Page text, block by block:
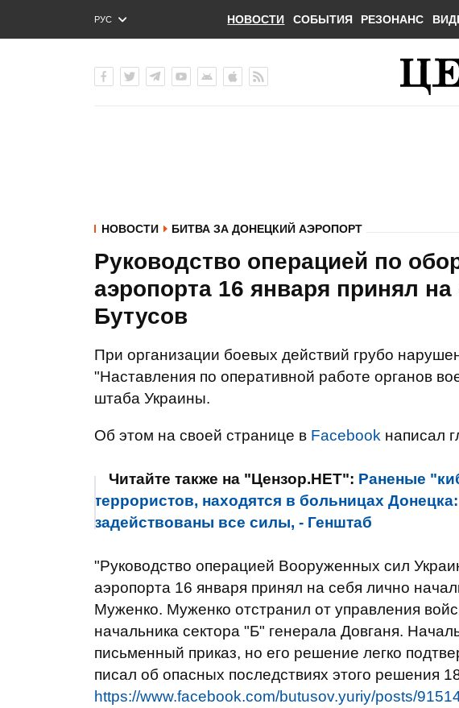
РУС
ENG
НОВОСТИ СОБЫТИЯ РЕЗОНАНС
НОВОСТИ БИТВА ЗА ДОНЕЦКИЙ АЭРОПОРТ
Руководство операцией по
аэропорта 16 января принял
Бутусов
При организации боевых действий грубо
"Наставления по оперативной работе органов
штаба Украины.
Об этом на своей странице в Facebook написал
Читайте также на "Цензор.НЕТ": Раненые
террористов, находятся в больницах
задействованы все силы, - Генштаб
"Руководство операцией Вооруженных сил
аэропорта 16 января принял на себя лично
Муженко. Муженко отстранил от управления
начальника сектора "Б" генерала Довганя.
письменный приказ, но его решение легко
писал об опасных последствиях этого решения
https://www.facebook.com/butusov.yuriy/posts/